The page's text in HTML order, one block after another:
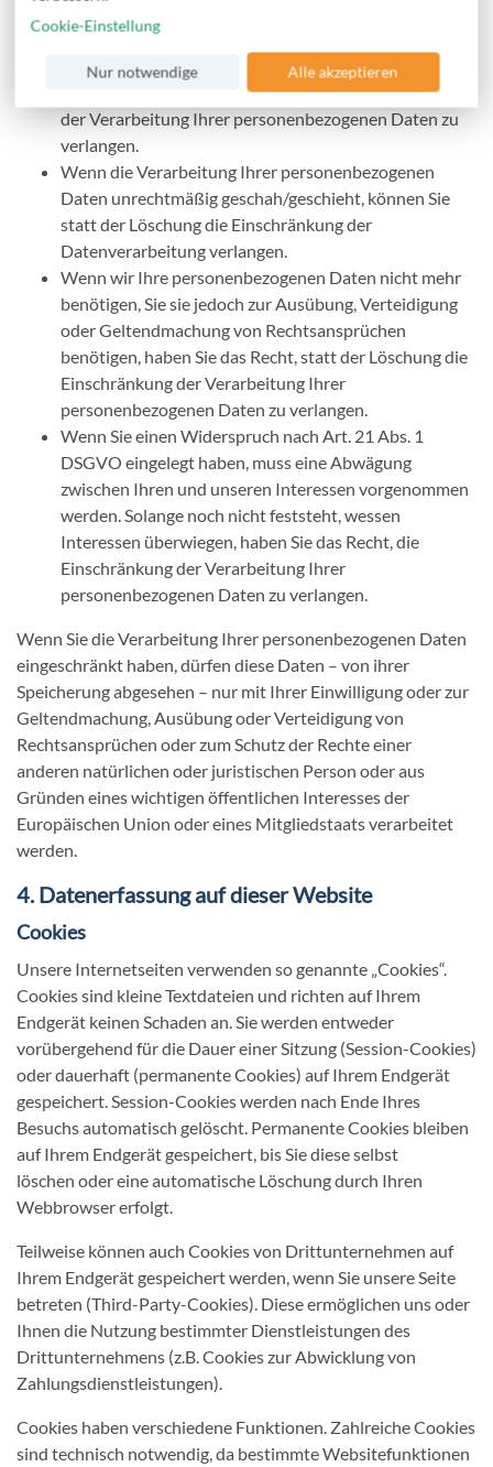
personenbezogenen Daten bestreiten, benötigen wir in
der Regel Zeit, um dies zu überprüfen. Für die Dauer
der Prüfung haben Sie das Recht, die Einschränkung
der Verarbeitung Ihrer personenbezogenen Daten zu
verlangen.
Wenn die Verarbeitung Ihrer personenbezogenen
Daten unrechtmäßig geschah/geschieht, können Sie
statt der Löschung die Einschränkung der
Datenverarbeitung verlangen.
Wenn wir Ihre personenbezogenen Daten nicht mehr
benötigen, Sie sie jedoch zur Ausübung, Verteidigung
oder Geltendmachung von Rechtsansprüchen
benötigen, haben Sie das Recht, statt der Löschung die
Einschränkung der Verarbeitung Ihrer
personenbezogenen Daten zu verlangen.
Wenn Sie einen Widerspruch nach Art. 21 Abs. 1
DSGVO eingelegt haben, muss eine Abwägung
zwischen Ihren und unseren Interessen vorgenommen
werden. Solange noch nicht feststeht, wessen
Interessen überwiegen, haben Sie das Recht, die
Einschränkung der Verarbeitung Ihrer
personenbezogenen Daten zu verlangen.
Wenn Sie die Verarbeitung Ihrer personenbezogenen Daten
eingeschränkt haben, dürfen diese Daten – von ihrer
Speicherung abgesehen – nur mit Ihrer Einwilligung oder zur
Geltendmachung, Ausübung oder Verteidigung von
Rechtsansprüchen oder zum Schutz der Rechte einer
anderen natürlichen oder juristischen Person oder aus
Gründen eines wichtigen öffentlichen Interesses der
Europäischen Union oder eines Mitgliedstaats verarbeitet
werden.
4. Datenerfassung auf dieser Website
Cookies
Unsere Internetseiten verwenden so genannte „Cookies“.
Cookies sind kleine Textdateien und richten auf Ihrem
Endgerät keinen Schaden an. Sie werden entweder
vorübergehend für die Dauer einer Sitzung (Session-Cookies)
oder dauerhaft (permanente Cookies) auf Ihrem Endgerät
gespeichert. Session-Cookies werden nach Ende Ihres
Besuchs automatisch gelöscht. Permanente Cookies bleiben
auf Ihrem Endgerät gespeichert, bis Sie diese selbst
löschen oder eine automatische Löschung durch Ihren
Webbrowser erfolgt.
Teilweise können auch Cookies von Drittunternehmen auf
Ihrem Endgerät gespeichert werden, wenn Sie unsere Seite
betreten (Third-Party-Cookies). Diese ermöglichen uns oder
Ihnen die Nutzung bestimmter Dienstleistungen des
Drittunternehmens (z.B. Cookies zur Abwicklung von
Zahlungsdienstleistungen).
Cookies haben verschiedene Funktionen. Zahlreiche Cookies
sind technisch notwendig, da bestimmte Websitefunktionen
Cookie-Einstellung
Nur notwendige Alle akzeptieren